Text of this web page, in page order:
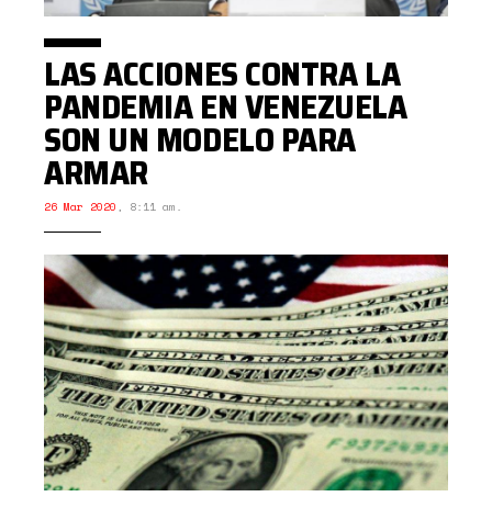
LAS ACCIONES CONTRA LA
PANDEMIA EN VENEZUELA
SON UN MODELO PARA
ARMAR
26 Mar 2020 , 8:11 am.